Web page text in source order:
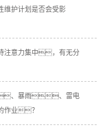
护计划是否会受影
注意力集中，有无分
、暴雨、雷电
作业？